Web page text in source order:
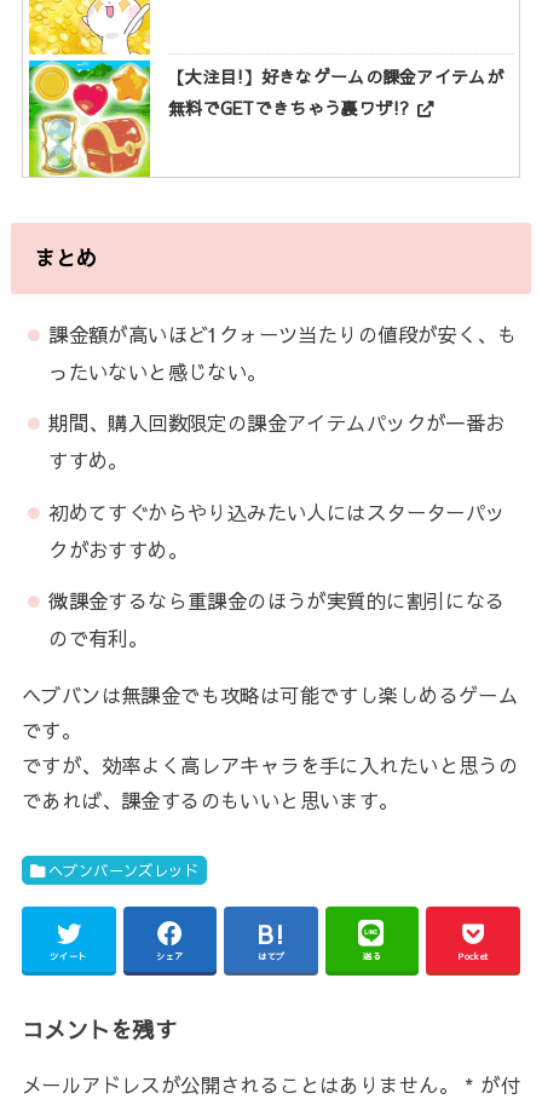
【大注目!】好きなゲームの課金アイテムが
無料でGETできちゃう裏ワザ!?
まとめ
課金額が高いほど1クォーツ当たりの値段が安く、も
ったいないと感じない。
期間、購入回数限定の課金アイテムパックが一番お
すすめ。
初めてすぐからやり込みたい人にはスターターパッ
クがおすすめ。
微課金するなら重課金のほうが実質的に割引になる
ので有利。
ヘブバンは無課金でも攻略は可能ですし楽しめるゲーム
です。
ですが、効率よく高レアキャラを手に入れたいと思うの
であれば、課金するのもいいと思います。
ヘブンバーンズレッド
ツイート シェア はてブ 送る Pocket
コメントを残す
メールアドレスが公開されることはありません。 * が付